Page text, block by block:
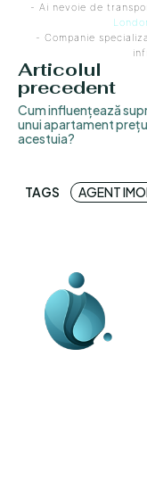
- Ai nevoie de
- Companie
Articolul
precedent
Cum influențează
unui apartament
acestuia?
TAGS AGENT